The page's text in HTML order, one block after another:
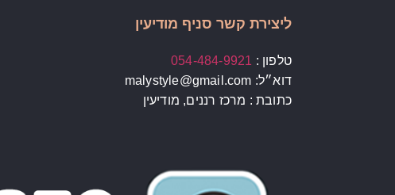
ליצירת קשר סניף מודיעין
טלפון : 054-484-9921
דוא״ל: malystyle@gmail.com
כתובת : מרכז רננים, מודיעין